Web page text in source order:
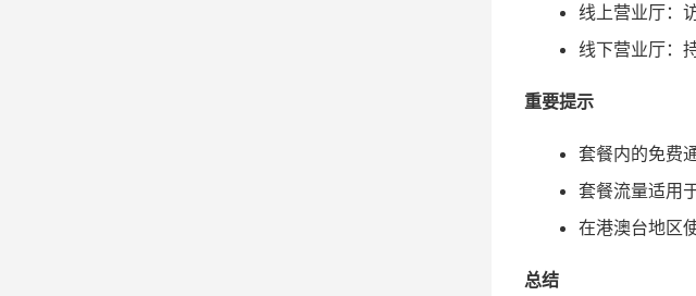
线上营业厅：
线下营业厅：
重要提示
套餐内的免费
套餐流量适用
在港澳台地区
总结